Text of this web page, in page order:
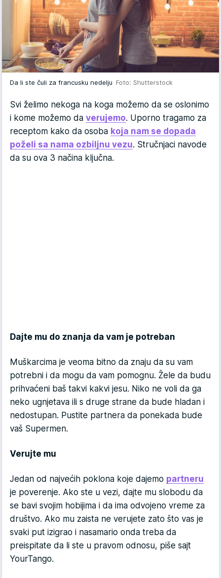
Da li ste čuli za francusku nedelju Foto: Shutterstock
Svi želimo nekoga na koga možemo da se oslonimo
i kome možemo da verujemo. Uporno tragamo za
receptom kako da osoba koja nam se dopada
poželi sa nama ozbiljnu vezu. Stručnjaci navode
da su ova 3 načina ključna.
Dajte mu do znanja da vam je potreban
Muškarcima je veoma bitno da znaju da su vam
potrebni i da mogu da vam pomognu. Žele da budu
prihvaćeni baš takvi kakvi jesu. Niko ne voli da ga
neko ugnjetava ili s druge strane da bude hladan i
nedostupan. Pustite partnera da ponekada bude
vaš Supermen.
Verujte mu
Jedan od najvećih poklona koje dajemo partneru
je poverenje. Ako ste u vezi, dajte mu slobodu da
se bavi svojim hobijima i da ima odvojeno vreme za
društvo. Ako mu zaista ne verujete zato što vas je
svaki put izigrao i nasamario onda treba da
preispitate da li ste u pravom odnosu, piše sajt
YourTango.